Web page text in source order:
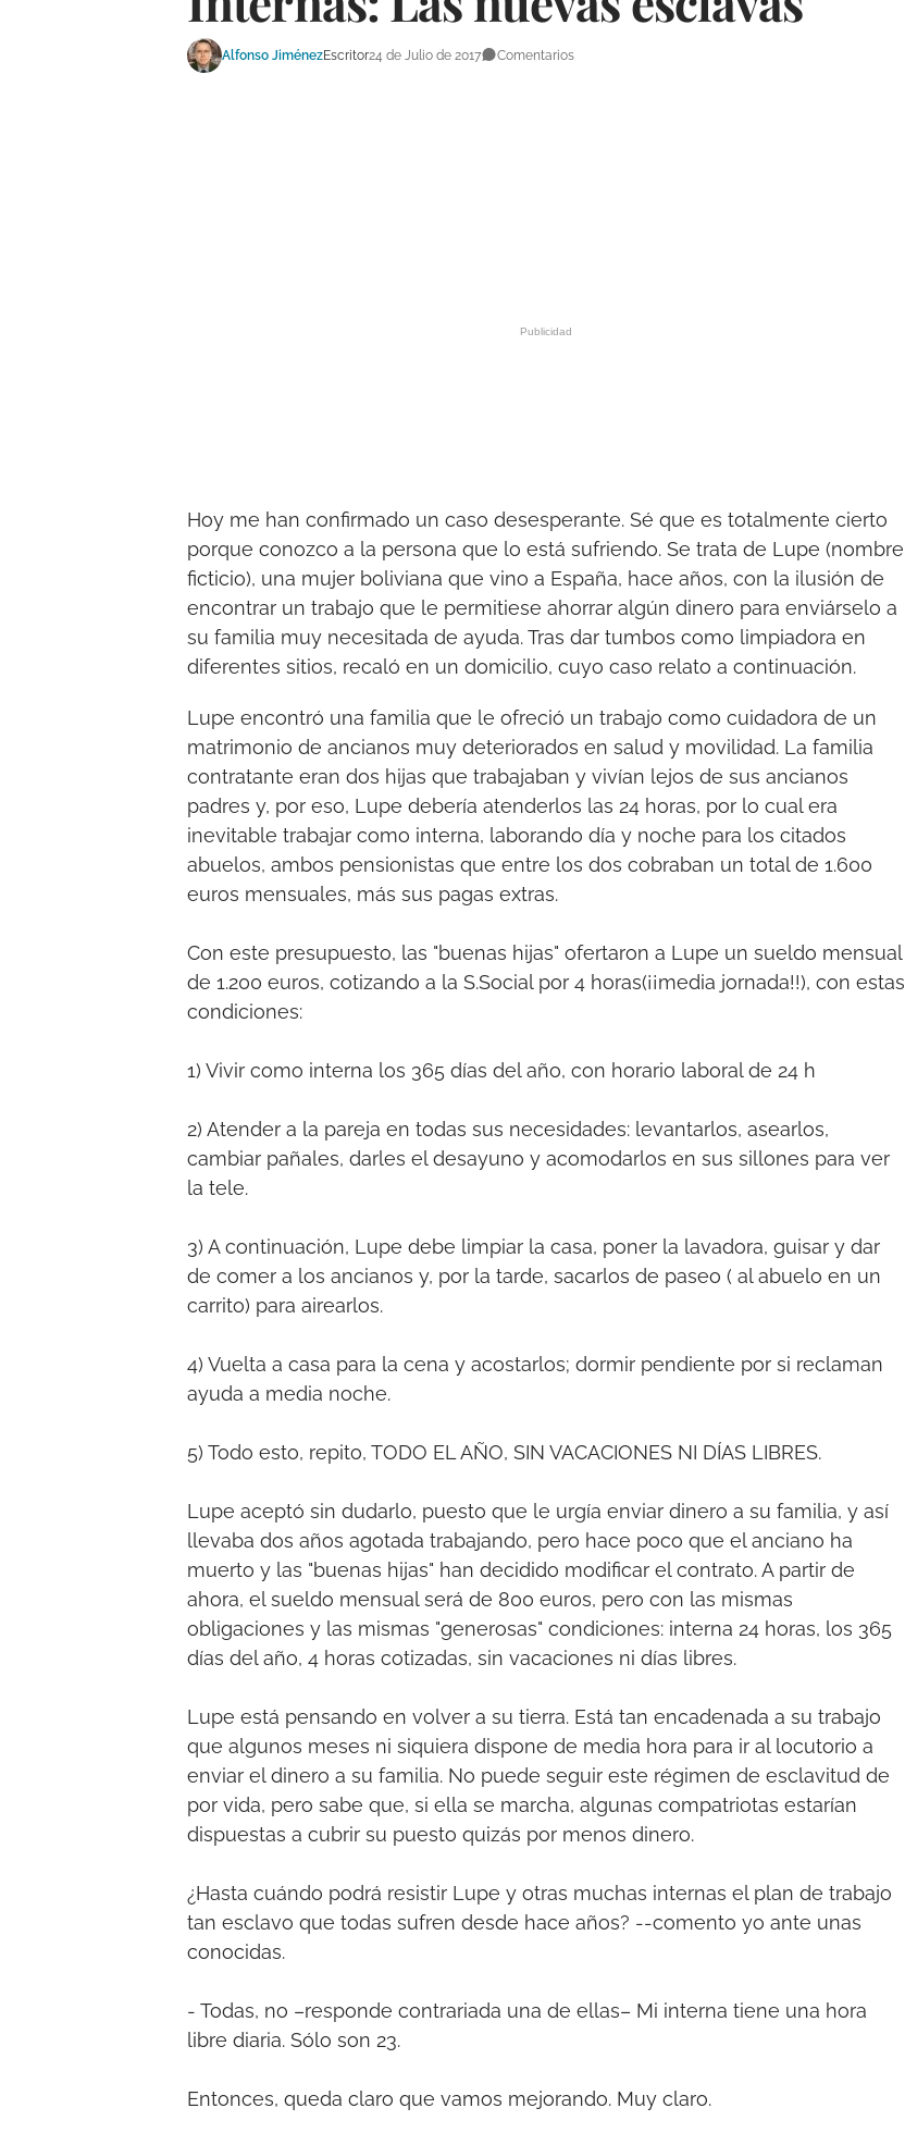
Alfonso JiménezEscritor24 de Julio de 2017 Comentarios
Hoy me han confirmado un caso desesperante. Sé que es totalmente cierto
porque conozco a la persona que lo está sufriendo. Se trata de Lupe (nombre
ficticio), una mujer boliviana que vino a España, hace años, con la ilusión de
encontrar un trabajo que le permitiese ahorrar algún dinero para enviárselo a
su familia muy necesitada de ayuda. Tras dar tumbos como limpiadora en
diferentes sitios, recaló en un domicilio, cuyo caso relato a continuación.
Lupe encontró una familia que le ofreció un trabajo como cuidadora de un
matrimonio de ancianos muy deteriorados en salud y movilidad. La familia
contratante eran dos hijas que trabajaban y vivían lejos de sus ancianos
padres y, por eso, Lupe debería atenderlos las 24 horas, por lo cual era
inevitable trabajar como interna, laborando día y noche para los citados
abuelos, ambos pensionistas que entre los dos cobraban un total de 1.600
euros mensuales, más sus pagas extras.
Con este presupuesto, las "buenas hijas" ofertaron a Lupe un sueldo mensual
de 1.200 euros, cotizando a la S.Social por 4 horas(¡¡media jornada!!), con estas
condiciones:
1) Vivir como interna los 365 días del año, con horario laboral de 24 h
2) Atender a la pareja en todas sus necesidades: levantarlos, asearlos,
cambiar pañales, darles el desayuno y acomodarlos en sus sillones para ver
la tele.
3) A continuación, Lupe debe limpiar la casa, poner la lavadora, guisar y dar
de comer a los ancianos y, por la tarde, sacarlos de paseo ( al abuelo en un
carrito) para airearlos.
4) Vuelta a casa para la cena y acostarlos; dormir pendiente por si reclaman
ayuda a media noche.
5) Todo esto, repito, TODO EL AÑO, SIN VACACIONES NI DÍAS LIBRES.
Lupe aceptó sin dudarlo, puesto que le urgía enviar dinero a su familia, y así
llevaba dos años agotada trabajando, pero hace poco que el anciano ha
muerto y las "buenas hijas" han decidido modificar el contrato. A partir de
ahora, el sueldo mensual será de 800 euros, pero con las mismas
obligaciones y las mismas "generosas" condiciones: interna 24 horas, los 365
días del año, 4 horas cotizadas, sin vacaciones ni días libres.
Lupe está pensando en volver a su tierra. Está tan encadenada a su trabajo
que algunos meses ni siquiera dispone de media hora para ir al locutorio a
enviar el dinero a su familia. No puede seguir este régimen de esclavitud de
por vida, pero sabe que, si ella se marcha, algunas compatriotas estarían
dispuestas a cubrir su puesto quizás por menos dinero.
¿Hasta cuándo podrá resistir Lupe y otras muchas internas el plan de trabajo
tan esclavo que todas sufren desde hace años? --comento yo ante unas
conocidas.
- Todas, no –responde contrariada una de ellas– Mi interna tiene una hora
libre diaria. Sólo son 23.
Entonces, queda claro que vamos mejorando. Muy claro.